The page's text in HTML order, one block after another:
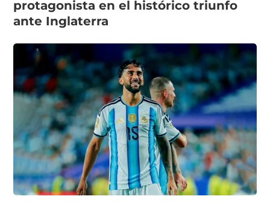
protagonista en el histórico triunfo
ante Inglaterra